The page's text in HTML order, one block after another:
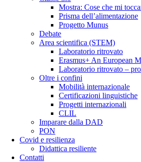
Mostra: Cose che mi
Prisma dell’alimentazione
Progetto Munus
Debate
Area scientifica (STEM)
Laboratorio ritrovato
Erasmus+ An European
Laboratorio ritrovato –
Oltre i confini
Mobilità internazionale
Certificazioni linguistiche
Progetti internazionali
CLIL
Imparare dalla DAD
PON
Covid e resilienza
Didattica resiliente
Contatti